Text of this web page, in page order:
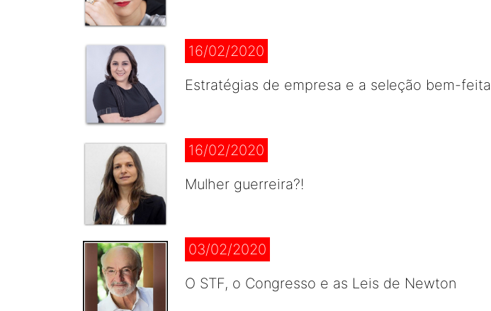
16/02/2020
Estratégias de empresa e a seleção bem-feita
16/02/2020
Mulher guerreira?!
03/02/2020
O STF, o Congresso e as Leis de Newton